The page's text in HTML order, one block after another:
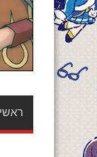
ראשי